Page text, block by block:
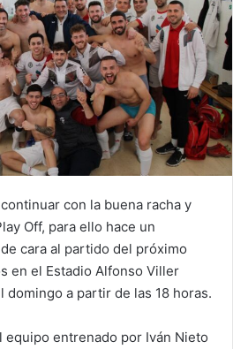
con la buena racha y
Off, para ello hace un
cara al partido del próximo
en el Estadio Alfonso Viller
domingo a partir de las 18 horas.
equipo entrenado por Iván Nieto